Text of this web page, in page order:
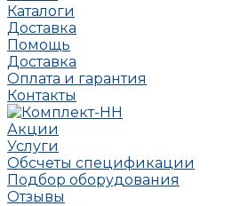
Каталоги
Доставка
Помощь
Доставка
Оплата и гарантия
Контакты
Акции
Услуги
Обсчеты спецификации
Подбор оборудования
Отзывы